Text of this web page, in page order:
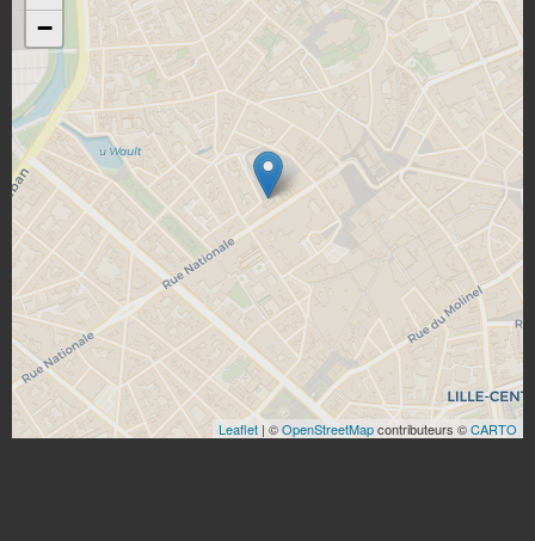
−
Leaflet | ©OpenStreetMapcontributeurs ©CARTO